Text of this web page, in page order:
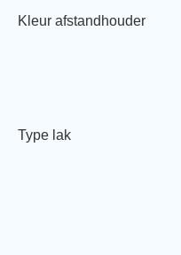
Kleur afstandhouder
Type lak